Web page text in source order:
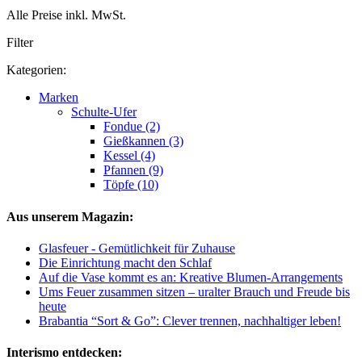
Alle Preise inkl. MwSt.
Filter
Kategorien:
Marken
Schulte-Ufer
Fondue (2)
Gießkannen (3)
Kessel (4)
Pfannen (9)
Töpfe (10)
Aus unserem Magazin:
Glasfeuer - Gemütlichkeit für Zuhause
Die Einrichtung macht den Schlaf
Auf die Vase kommt es an: Kreative Blumen-Arrangements
Ums Feuer zusammen sitzen – uralter Brauch und Freude bis
heute
Brabantia “Sort & Go”: Clever trennen, nachhaltiger leben!
Interismo entdecken: